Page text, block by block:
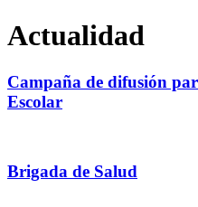
Actualidad
Campaña de difusión
Escolar
Brigada de Salud